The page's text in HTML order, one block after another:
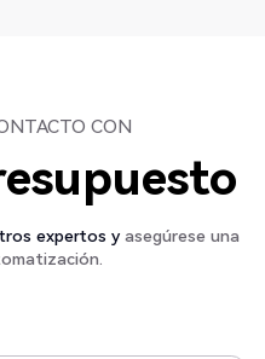
CON
expertos yasegúrese una